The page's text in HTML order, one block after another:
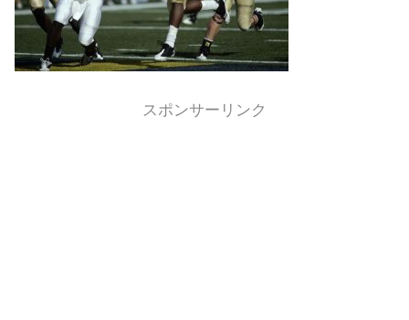
スポンサーリンク